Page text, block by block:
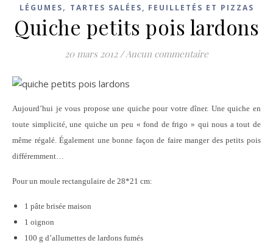
LÉGUMES, TARTES SALÉES, FEUILLETÉS ET PIZZAS
Quiche petits pois lardons
20 mars 2012 /Aucun commentaire
Aujourd’hui je vous propose une quiche pour votre dîner. Une quiche en
toute simplicité, une quiche un peu « fond de frigo » qui nous a tout de
même régalé. Également une bonne façon de faire manger des petits pois
différemment…
Pour un moule rectangulaire de 28*21 cm:
1 pâte brisée maison
1 oignon
100 g d’allumettes de lardons fumés